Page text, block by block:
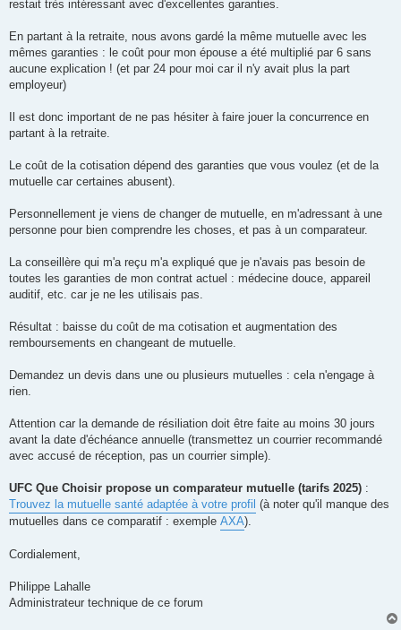
restait très intéressant avec d'excellentes garanties.
En partant à la retraite, nous avons gardé la même mutuelle avec les
mêmes garanties : le coût pour mon épouse a été multiplié par 6 sans
aucune explication ! (et par 24 pour moi car il n'y avait plus la part
employeur)
Il est donc important de ne pas hésiter à faire jouer la concurrence en
partant à la retraite.
Le coût de la cotisation dépend des garanties que vous voulez (et de la
mutuelle car certaines abusent).
Personnellement je viens de changer de mutuelle, en m'adressant à une
personne pour bien comprendre les choses, et pas à un comparateur.
La conseillère qui m'a reçu m'a expliqué que je n'avais pas besoin de
toutes les garanties de mon contrat actuel : médecine douce, appareil
auditif, etc. car je ne les utilisais pas.
Résultat : baisse du coût de ma cotisation et augmentation des
remboursements en changeant de mutuelle.
Demandez un devis dans une ou plusieurs mutuelles : cela n'engage à
rien.
Attention car la demande de résiliation doit être faite au moins 30 jours
avant la date d'échéance annuelle (transmettez un courrier recommandé
avec accusé de réception, pas un courrier simple).
UFC Que Choisir propose un comparateur mutuelle (tarifs 2025) :
Trouvez la mutuelle santé adaptée à votre profil (à noter qu'il manque des
mutuelles dans ce comparatif : exemple AXA).
Cordialement,
Philippe Lahalle
Administrateur technique de ce forum